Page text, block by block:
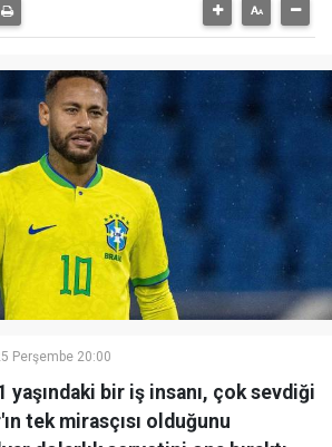
Perşembe 20:00
yaşındaki bir iş insanı, çok sevdiği
tek mirasçısı olduğunu